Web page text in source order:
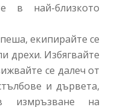
в най-близкото
екипирайте се
дрехи. Избягвайте
се далеч от
и дървета,
измръзване на